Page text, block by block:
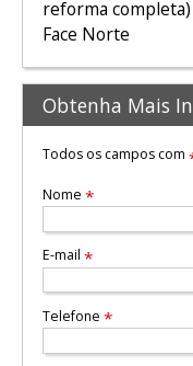
reforma completa)
Face Norte
Obtenha Mais
Todos os campos com
Nome *
E-mail *
Telefone *